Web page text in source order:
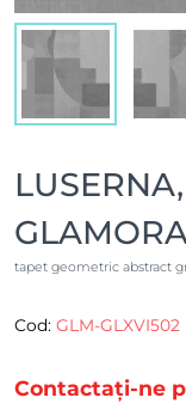
tapet geometric abstract
Cod: GLM-GLXVI502
Contactați-ne